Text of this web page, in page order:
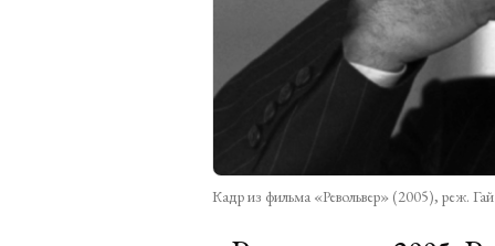
Кадр из фильма «Револьвер» (2005), реж.